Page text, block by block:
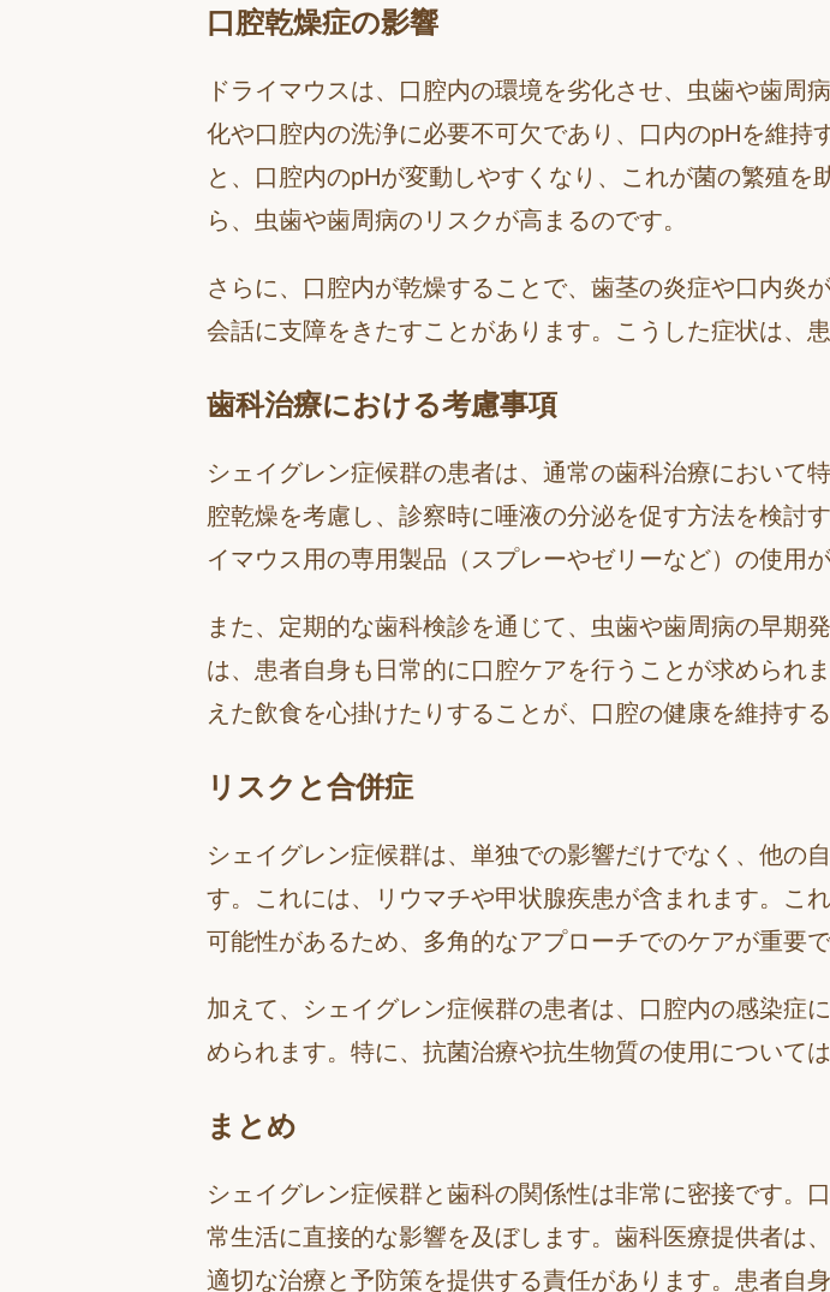
口腔乾燥症の影響
ドライマウスは、口腔内の環境を劣化させ、虫歯や歯周
化や口腔内の洗浄に必要不可欠であり、口内のpHを維
と、口腔内のpHが変動しやすくなり、これが菌の繁殖
ら、虫歯や歯周病のリスクが高まるのです。
さらに、口腔内が乾燥することで、歯茎の炎症や口内炎
会話に支障をきたすことがあります。こうした症状は、
歯科治療における考慮事項
シェイグレン症候群の患者は、通常の歯科治療において
腔乾燥を考慮し、診察時に唾液の分泌を促す方法を検討
イマウス用の専用製品（スプレーやゼリーなど）の使用が
また、定期的な歯科検診を通じて、虫歯や歯周病の早期
は、患者自身も日常的に口腔ケアを行うことが求められ
えた飲食を心掛けたりすることが、口腔の健康を維持する
リスクと合併症
シェイグレン症候群は、単独での影響だけでなく、他の
す。これには、リウマチや甲状腺疾患が含まれます。こ
可能性があるため、多角的なアプローチでのケアが重要で
加えて、シェイグレン症候群の患者は、口腔内の感染症
められます。特に、抗菌治療や抗生物質の使用について
まとめ
シェイグレン症候群と歯科の関係性は非常に密接です。
常生活に直接的な影響を及ぼします。歯科医療提供者は
適切な治療と予防策を提供する責任があります。患者自